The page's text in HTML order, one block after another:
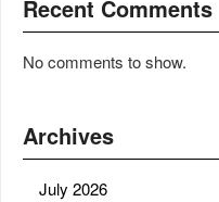
Recent Comments
No comments to show.
Archives
July 2026